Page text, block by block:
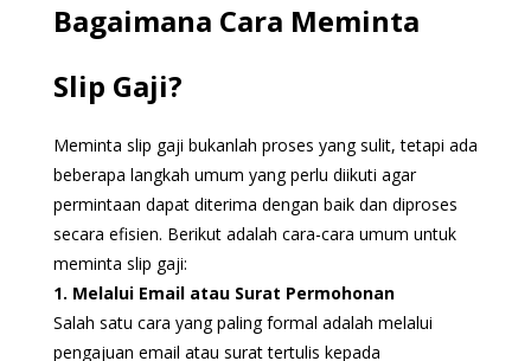
Bagaimana Cara Meminta
Slip Gaji?
Meminta slip gaji bukanlah proses yang sulit, tetapi ada
beberapa langkah umum yang perlu diikuti agar
permintaan dapat diterima dengan baik dan diproses
secara efisien. Berikut adalah cara-cara umum untuk
meminta slip gaji:
1. Melalui Email atau Surat Permohonan
Salah satu cara yang paling formal adalah melalui
pengajuan email atau surat tertulis kepada